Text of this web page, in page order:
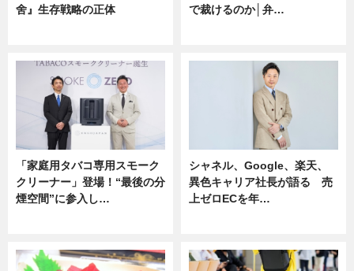
舍』生存戦略の正体
で裁けるのか│弁…
「家庭用タバコ専用スモーク
クリーナー」登場！“最後の分
煙空間”に参入し…
シャネル、Google、楽天、
異色キャリア社長が語る 売
上ゼロECを年…